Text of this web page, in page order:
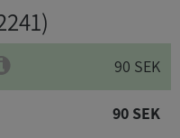
90 SEK
90 SEK